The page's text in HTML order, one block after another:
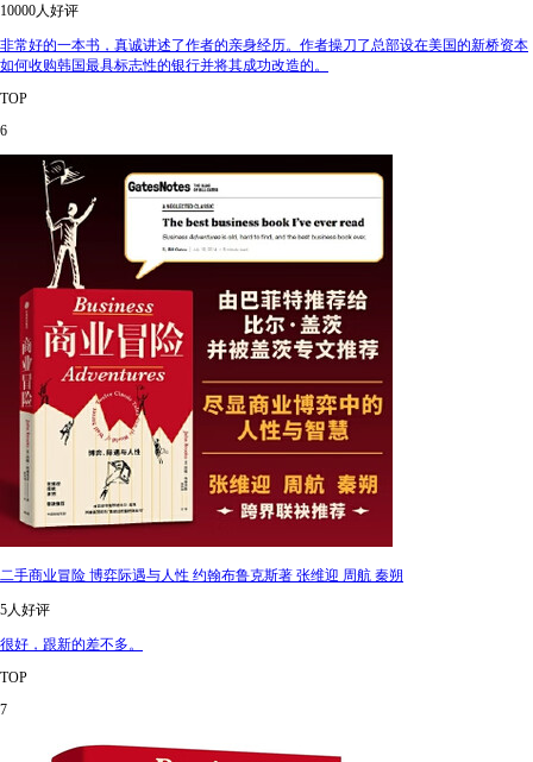
10000人好评
非常好的一本书，真诚讲述了作者的亲身经历。作者操刀了总部设在美国的新桥资本
如何收购韩国最具标志性的银行并将其成功改造的。
TOP
6
二手商业冒险 博弈际遇与人性 约翰布鲁克斯著 张维迎 周航 秦朔
5人好评
很好，跟新的差不多。
TOP
7